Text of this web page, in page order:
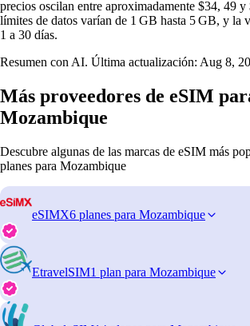
precios oscilan entre aproximadamente $34, 49
límites de datos varían de 1 GB hasta 5 GB, y la
1 a 30 días.
Resumen con AI. Última actualización: Aug 8,
Más proveedores de eSIM
Mozambique
Descubre algunas de las marcas de eSIM más
planes para Mozambique
eSIMX6 planes para Mozambique
EtravelSIM1 plan para Mozambique